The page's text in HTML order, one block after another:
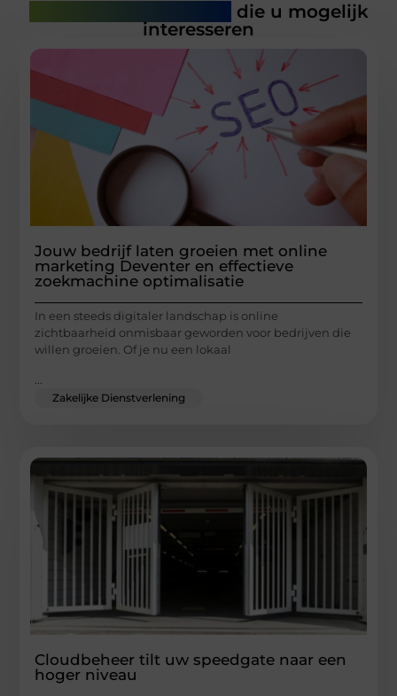
die u mogelijk
interesseren
Jouw bedrijf laten groeien met online
marketing Deventer en effectieve
zoekmachine optimalisatie
In een steeds digitaler landschap is online
zichtbaarheid onmisbaar geworden voor bedrijven die
willen groeien. Of je nu een lokaal
Zakelijke Dienstverlening
Cloudbeheer tilt uw speedgate naar een
hoger niveau